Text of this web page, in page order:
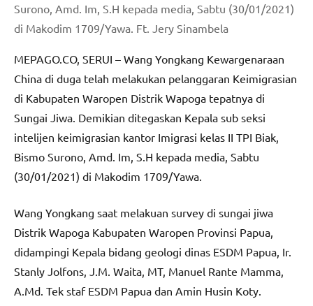
Surono, Amd. Im, S.H kepada media, Sabtu (30/01/2021)
di Makodim 1709/Yawa. Ft. Jery Sinambela
MEPAGO.CO, SERUI – Wang Yongkang Kewargenaraan
China di duga telah melakukan pelanggaran Keimigrasian
di Kabupaten Waropen Distrik Wapoga tepatnya di
Sungai Jiwa. Demikian ditegaskan Kepala sub seksi
intelijen keimigrasian kantor Imigrasi kelas II TPI Biak,
Bismo Surono, Amd. Im, S.H kepada media, Sabtu
(30/01/2021) di Makodim 1709/Yawa.
Wang Yongkang saat melakuan survey di sungai jiwa
Distrik Wapoga Kabupaten Waropen Provinsi Papua,
didampingi Kepala bidang geologi dinas ESDM Papua, Ir.
Stanly Jolfons, J.M. Waita, MT, Manuel Rante Mamma,
A.Md. Tek staf ESDM Papua dan Amin Husin Koty.